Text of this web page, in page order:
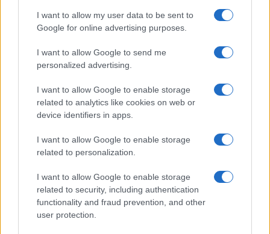
I want to allow my user data to be sent to
Google for online advertising purposes.
I want to allow Google to send me
personalized advertising.
I want to allow Google to enable storage
related to analytics like cookies on web or
device identifiers in apps.
I want to allow Google to enable storage
related to personalization.
I want to allow Google to enable storage
related to security, including authentication
functionality and fraud prevention, and other
user protection.
ΣΑΝ ΣΗΜΕΡΑ – 9 Αυγούστου 1942:
Ναυμαχία της νήσου Σάβο, οι Ιάπωνες
Ιρανικός πύραυλος έπληξε τάνκερ των
ΗΑΕ στα Στενά του Ορμούζ